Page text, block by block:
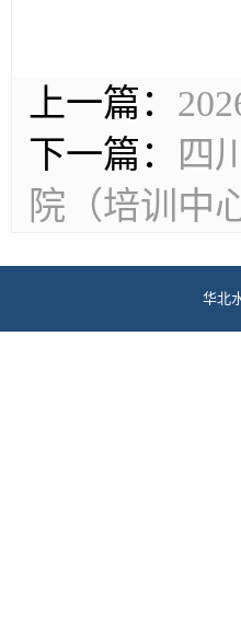
上一篇：
下一篇：
四
院（培训中
华北